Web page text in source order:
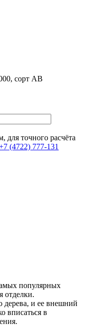
сорт АВ
для точного расчёта
(4722) 777-131
популярных
отделки.
дерева, и ее внешний
вписаться в